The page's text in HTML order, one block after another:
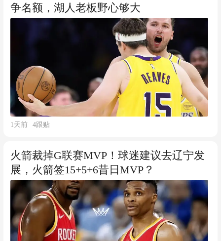
争名额，湖人老板野心够大
1天前 4跟贴
火箭裁掉G联赛MVP！球迷建议去辽宁发
展，火箭签15+5+6昔日MVP？